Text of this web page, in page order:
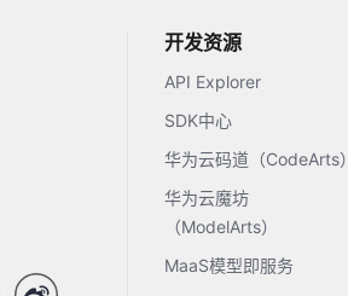
开发资源
API Explorer
SDK中心
华为云码道（CodeArts）
华为云魔坊
（ModelArts）
MaaS模型即服务